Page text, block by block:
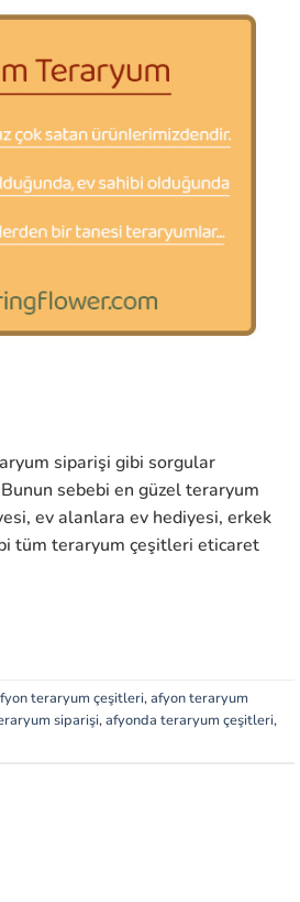
siparişi gibi sorgular
sebebi en güzel teraryum
ev alanlara ev hediyesi, erkek
tüm teraryum çeşitleri eticaret
teraryum çeşitleri,afyon teraryum
siparişi,afyonda teraryum çeşitleri,